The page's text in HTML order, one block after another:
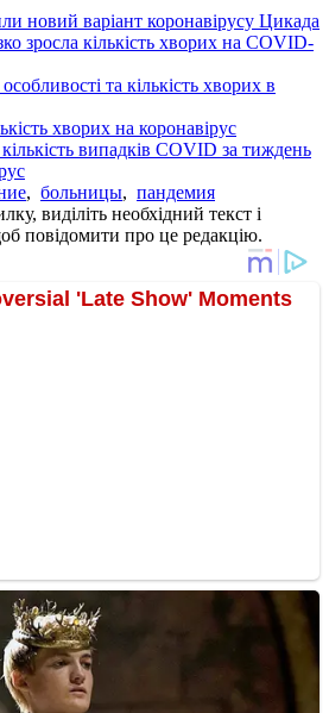
новий варіант коронавірусу Цикада
зросла кількість хворих на COVID-
та кількість хворих в
хворих на коронавірус
випадків COVID за тиждень
, больницы, пандемия
виділіть необхідний текст і
повідомити про це редакцію.